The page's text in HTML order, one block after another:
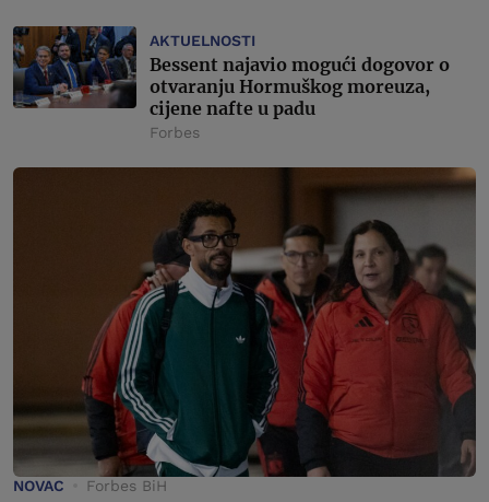
AKTUELNOSTI
Bessent najavio mogući dogovor o
otvaranju Hormuškog moreuza,
cijene nafte u padu
Forbes
NOVAC Forbes BiH